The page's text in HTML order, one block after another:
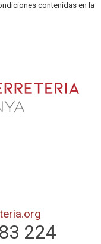
contenidas en la
224